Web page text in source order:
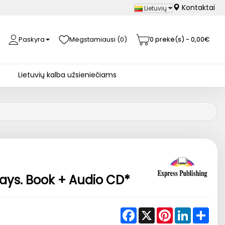
Lietuvių Kontaktai
Paskyra Mėgstamiausi (0) 0 prekė(s) - 0,00€
Lietuvių kalba užsieniečiams
Book + Audio CD*
Facebook
X PinterestLinkedIn